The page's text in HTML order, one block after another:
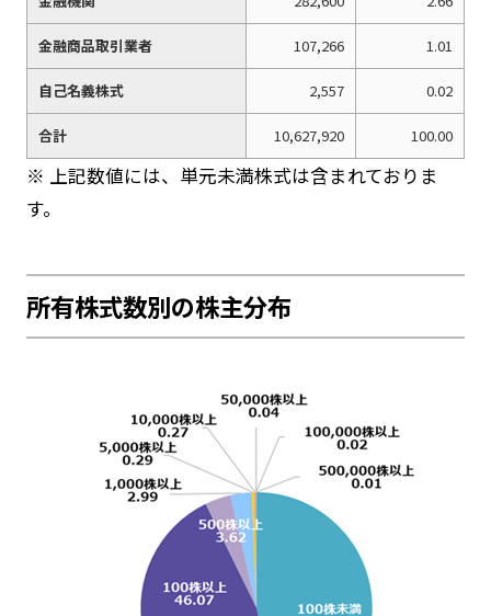
金融商品取引業者 107,266 1.01
自己名義株式 2,557 0.02
合計 10,627,920 100.00
※ 上記数値には、単元未満株式は含まれておりま
す。
所有株式数別の株主分布